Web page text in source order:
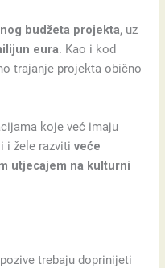
budžeta projekta, uz
eura. Kao i kod
trajanje projekta obično
koje već imaju
i žele razvitiveće
utjecajem na kulturni
trebaju doprinijeti